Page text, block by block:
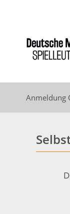
Anmeldung